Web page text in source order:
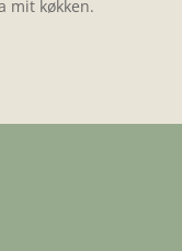
mit køkken.